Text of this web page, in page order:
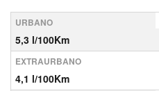
URBANO
5,3 l/100Km
EXTRAURBANO
4,1 l/100Km